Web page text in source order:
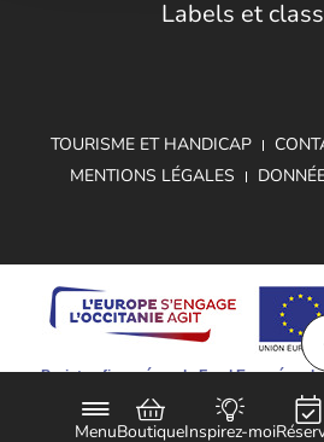
MenuBoutiqueInspirez-moi
Labels et
TOURISME ET HANDICAP
MENTIONS LÉGALES
Projet cofinancé par le Fond Européen